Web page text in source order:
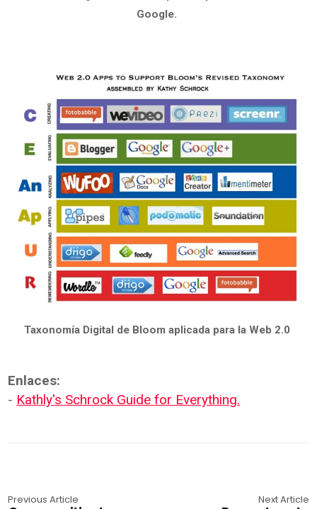
Google.
Taxonomía Digital de Bloom aplicada para la Web 2.0
Enlaces:
- Kathly's Schrock Guide for Everything.
Previous Article Next Article